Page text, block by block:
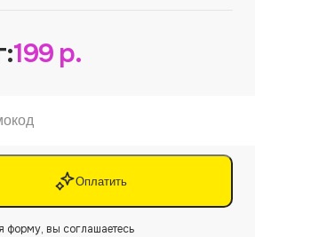
199р.
Оплатить
форму, вы соглашаетесь